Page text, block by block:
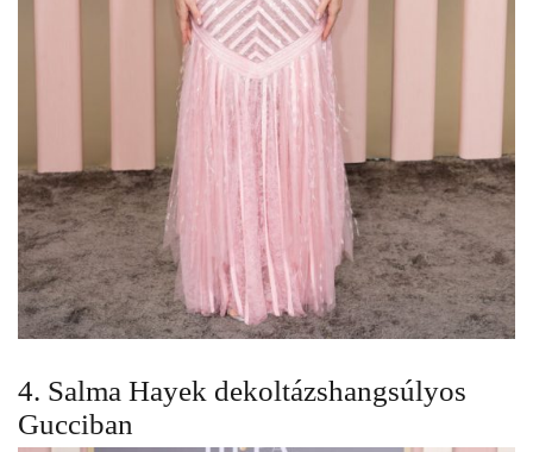
4. Salma Hayek dekoltázshangsúlyos
Gucciban